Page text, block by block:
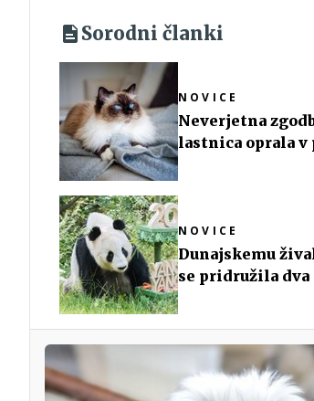
Sorodni članki
NOVICE
Neverjetna
lastnica oprala
NOVICE
Dunajskemu
se pridružila dva